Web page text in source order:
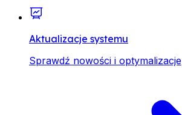
Aktualizacje systemu
Sprawdź nowości i optymalizacje